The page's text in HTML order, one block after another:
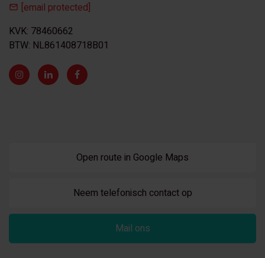
[email protected]
KVK: 78460662
BTW: NL861408718B01
Open route in Google Maps
Neem telefonisch contact op
Mail ons